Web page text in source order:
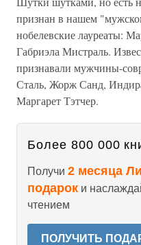
признан в нашем
нобелевские лауреаты:
Габриэла Мистраль.
признавали мужчины-
Сталь, Жорж Санд,
Маргарет Тэтчер.
Более 800 000
Получи 2 месяца
подарок и
чтением
ПОЛУЧИТЬ